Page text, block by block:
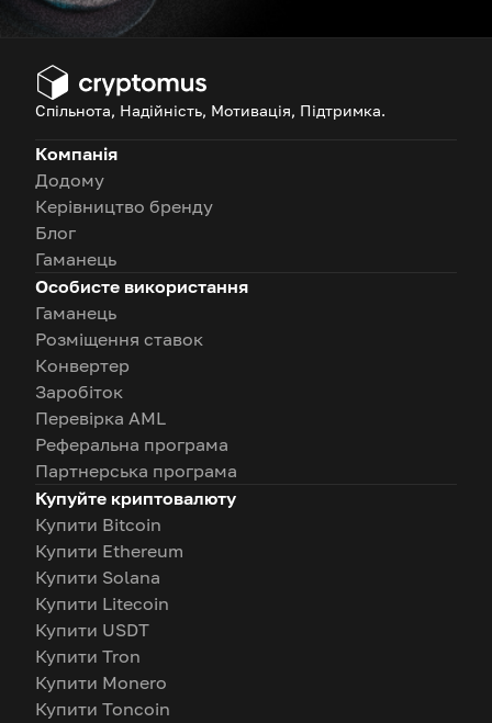
Спільнота, Надійність, Мотивація, Підтримка.
Компанія
Додому
Керівництво бренду
Блог
Гаманець
Особисте використання
Гаманець
Розміщення ставок
Конвертер
Заробіток
Перевірка AML
Реферальна програма
Партнерська програма
Купуйте криптовалюту
Купити Bitcoin
Купити Ethereum
Купити Solana
Купити Litecoin
Купити USDT
Купити Tron
Купити Monero
Купити Toncoin